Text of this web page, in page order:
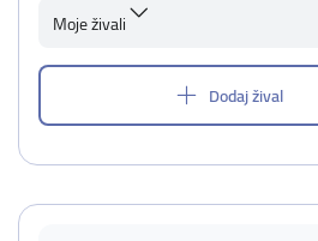
Moje živali
Dodaj žival